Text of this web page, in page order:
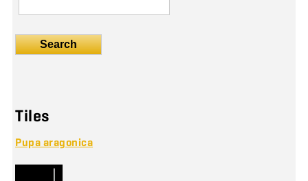
Search
Tiles
Pupa aragonica